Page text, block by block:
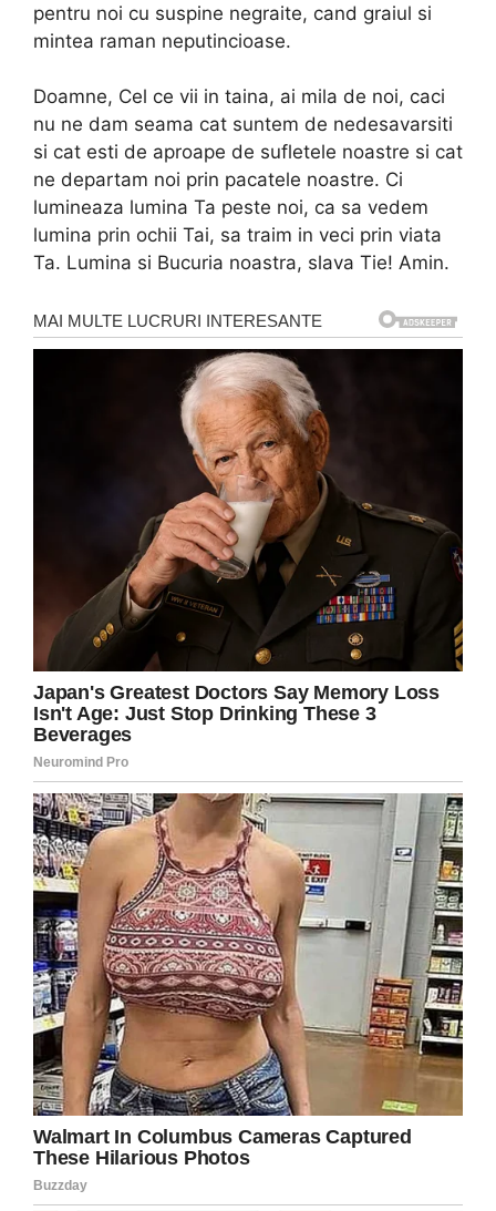
pentru noi cu suspine negraite, cand graiul si
mintea raman neputincioase.
Doamne, Cel ce vii in taina, ai mila de noi, caci
nu ne dam seama cat suntem de nedesavarsiti
si cat esti de aproape de sufletele noastre si cat
ne departam noi prin pacatele noastre. Ci
lumineaza lumina Ta peste noi, ca sa vedem
lumina prin ochii Tai, sa traim in veci prin viata
Ta. Lumina si Bucuria noastra, slava Tie! Amin.